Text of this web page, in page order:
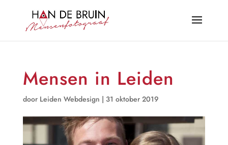
Mensen in Leiden
door Leiden Webdesign | 31 oktober 2019